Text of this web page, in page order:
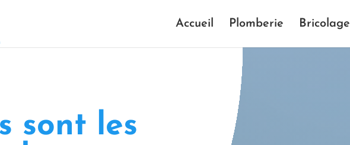
Accueil Plomberie Bricolage
sont les